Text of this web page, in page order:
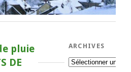
pluie
DE
ARCHIVES
Archives